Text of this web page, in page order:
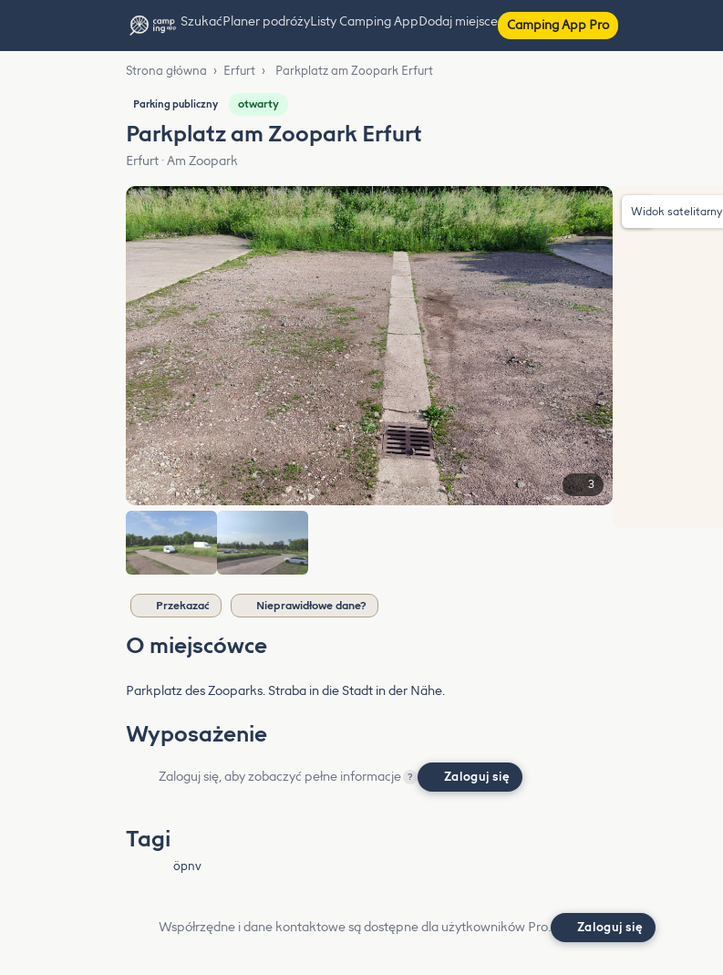
SzukaćPlaner podróżyListy Camping AppDodaj miejsce Camping App Pro
Strona główna › Erfurt › Parkplatz am Zoopark Erfurt
Parking publiczny otwarty
Parkplatz am Zoopark Erfurt
Erfurt · Am Zoopark
3
Widok satelitarny
Przekazać Nieprawidłowe dane?
O miejscówce
Parkplatz des Zooparks. Straba in die Stadt in der Nähe.
Wyposażenie
Zaloguj się, aby zobaczyć pełne informacje ? Zaloguj się
Tagi
öpnv
Współrzędne i dane kontaktowe są dostępne dla użytkowników Pro. Zaloguj się